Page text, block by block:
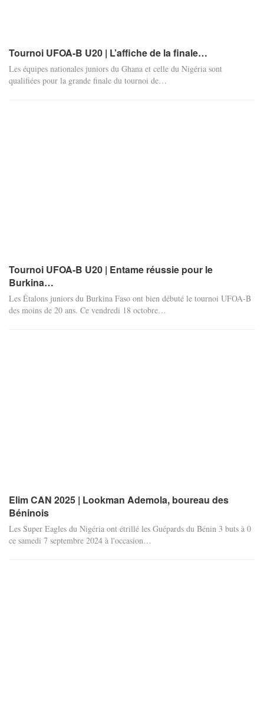
Tournoi UFOA-B U20 | L’affiche de la finale…
Les équipes nationales juniors du Ghana et celle du Nigéria sont
qualifiées pour la grande finale du tournoi de…
Tournoi UFOA-B U20 | Entame réussie pour le
Burkina…
Les Étalons juniors du Burkina Faso ont bien débuté le tournoi UFOA-B
des moins de 20 ans. Ce vendredi 18 octobre…
Elim CAN 2025 | Lookman Ademola, boureau des
Béninois
Les Super Eagles du Nigéria ont étrillé les Guépards du Bénin 3 buts à 0
ce samedi 7 septembre 2024 à l'occasion…